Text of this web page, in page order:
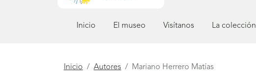
Inicio El museo Visítanos La colección
Está
Inicio Autores Mariano Herrero Matías